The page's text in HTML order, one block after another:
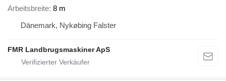
Arbeitsbreite 8 m
Dänemark, Nykøbing Falster
FMR Landbrugsmaskiner ApS